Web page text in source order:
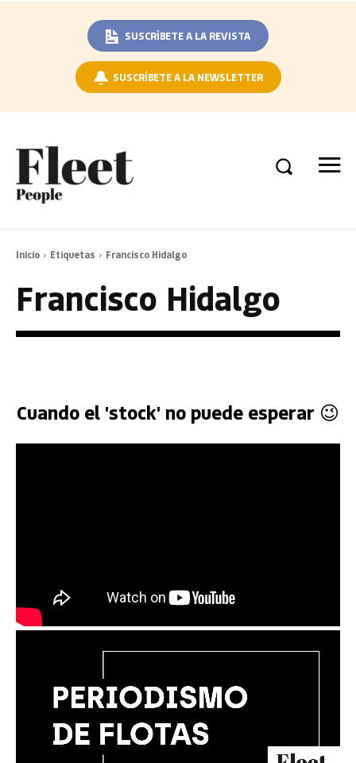
SUSCRÍBETE A LA REVISTA
SUSCRÍBETE A LA NEWSLETTER
Inicio Etiquetas Francisco Hidalgo
Francisco Hidalgo
Cuando el 'stock' no puede esperar 😉